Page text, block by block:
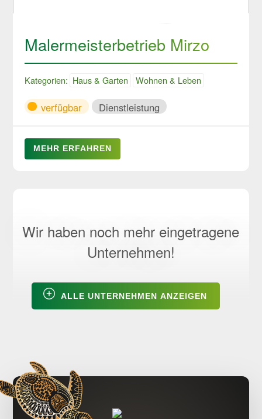
Malermeisterbetrieb Mirzo
Kategorien: Haus & Garten Wohnen & Leben
verfügbar Dienstleistung
MEHR ERFAHREN
Wir haben noch mehr eingetragene
Unternehmen!
ALLE UNTERNEHMEN ANZEIGEN